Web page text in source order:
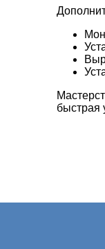
быстрая